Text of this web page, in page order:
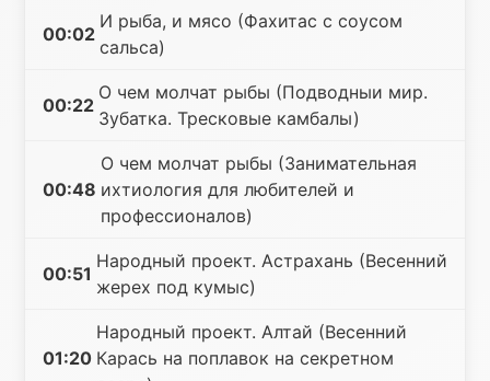
00:02
И рыба, и мясо (Фахитас с соусом
сальса)
00:22
О чем молчат рыбы (Подводныи мир.
Зубатка. Тресковые камбалы)
00:48
О чем молчат рыбы (Занимательная
ихтиология для любителей и
профессионалов)
00:51
Народный проект. Астрахань (Весенний
жерех под кумыс)
01:20
Народный проект. Алтай (Весенний
Карась на поплавок на секретном